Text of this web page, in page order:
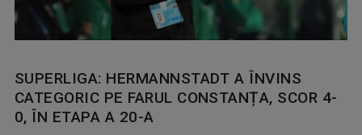
SUPERLIGA: HERMANNSTADT A ÎNVINS
CATEGORIC PE FARUL CONSTANȚA, SCOR 4-
0, ÎN ETAPA A 20-A